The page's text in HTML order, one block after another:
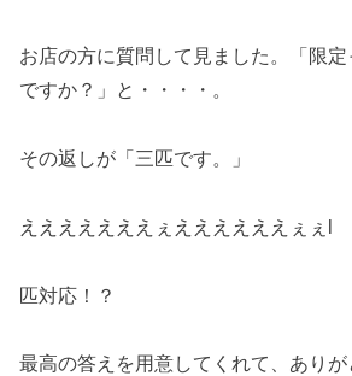
お店の方に質問して見ました。「限
ですか？」と・・・・。
その返しが「三匹です。」
えええええええぇええええええぇぇl
匹対応！？
最高の答えを用意してくれて、ありが